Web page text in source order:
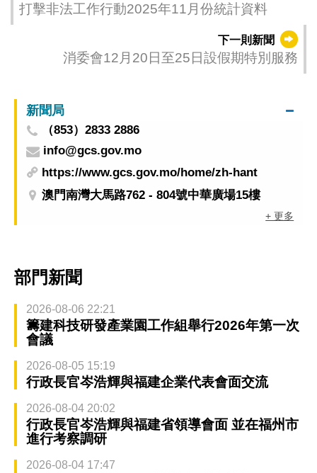
打擊非法工作行動2025年11月份統計資料
下一則新聞
消委會12月20日至25日設假期特別服務
新聞局
（853）2833 2886
info@gcs.gov.mo
https://www.gcs.gov.mo/home/zh-hant
澳門南灣大馬路762 - 804號中華廣場15樓
+ 更多
部門新聞
2026-08-06 22:21
籌建科技研發產業園工作組舉行2026年第一次
會議
2026-08-05 15:19
行政長官岑浩輝與福建企業代表會面交流
2026-08-04 20:02
行政長官岑浩輝與福建省領導會面 並在福州市
進行考察調研
2026-08-04 17:47